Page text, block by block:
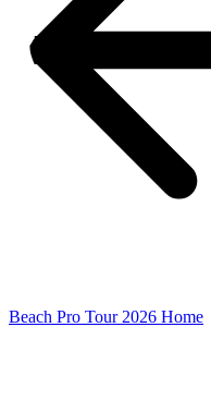
Beach Pro Tour 2026 Home